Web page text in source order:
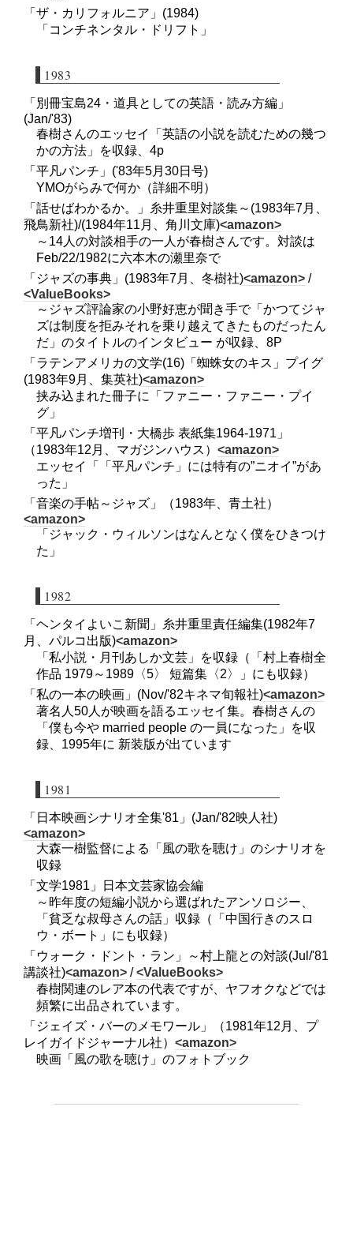
「ザ・カリフォルニア」(1984)
「コンチネンタル・ドリフト」
1983
「別冊宝島24・道具としての英語・読み方編」
(Jan/'83)
春樹さんのエッセイ「英語の小説を読むための幾つ
かの方法」を収録、4p
「平凡パンチ」('83年5月30日号)
YMOがらみで何か（詳細不明）
「話せばわかるか。」糸井重里対談集～(1983年7月、
飛鳥新社)/(1984年11月、角川文庫)<amazon>
～14人の対談相手の一人が春樹さんです。対談は
Feb/22/1982に六本木の瀬里奈で
「ジャズの事典」(1983年7月、冬樹社)<amazon> /
<ValueBooks>
～ジャズ評論家の小野好恵が聞き手で「かつてジャ
ズは制度を拒みそれを乗り越えてきたものだったん
だ」のタイトルのインタビュー が収録、8P
「ラテンアメリカの文学(16)「蜘蛛女のキス」プイグ
(1983年9月、集英社)<amazon>
挟み込まれた冊子に「ファニー・ファニー・プイ
グ」
「平凡パンチ増刊・大橋歩 表紙集1964-1971」
（1983年12月、マガジンハウス） <amazon>
エッセイ「「平凡パンチ」には特有の”ニオイ”があ
った」
「音楽の手帖～ジャズ」（1983年、青土社）
<amazon>
「ジャック・ウィルソンはなんとなく僕をひきつけ
た」
1982
「ヘンタイよいこ新聞」糸井重里責任編集(1982年7
月、パルコ出版)<amazon>
「私小説・月刊あしか文芸」を収録（「村上春樹全
作品 1979～1989〈5〉 短篇集〈2〉」にも収録）
「私の一本の映画」(Nov/'82キネマ旬報社)<amazon>
著名人50人が映画を語るエッセイ集。春樹さんの
「僕も今や married people の一員になった」を収
録、1995年に 新装版が出ています
1981
「日本映画シナリオ全集'81」(Jan/'82映人社)
<amazon>
大森一樹監督による「風の歌を聴け」のシナリオを
収録
「文学1981」日本文芸家協会編
～昨年度の短編小説から選ばれたアンソロジー、
「貧乏な叔母さんの話」収録（「中国行きのスロ
ウ・ボート」にも収録）
「ウォーク・ドント・ラン」～村上龍との対談(Jul/'81
講談社)<amazon> /<ValueBooks>
春樹関連のレア本の代表ですが、ヤフオクなどでは
頻繁に出品されています。
「ジェイズ・バーのメモワール」（1981年12月、プ
レイガイドジャーナル社） <amazon>
映画「風の歌を聴け」のフォトブック